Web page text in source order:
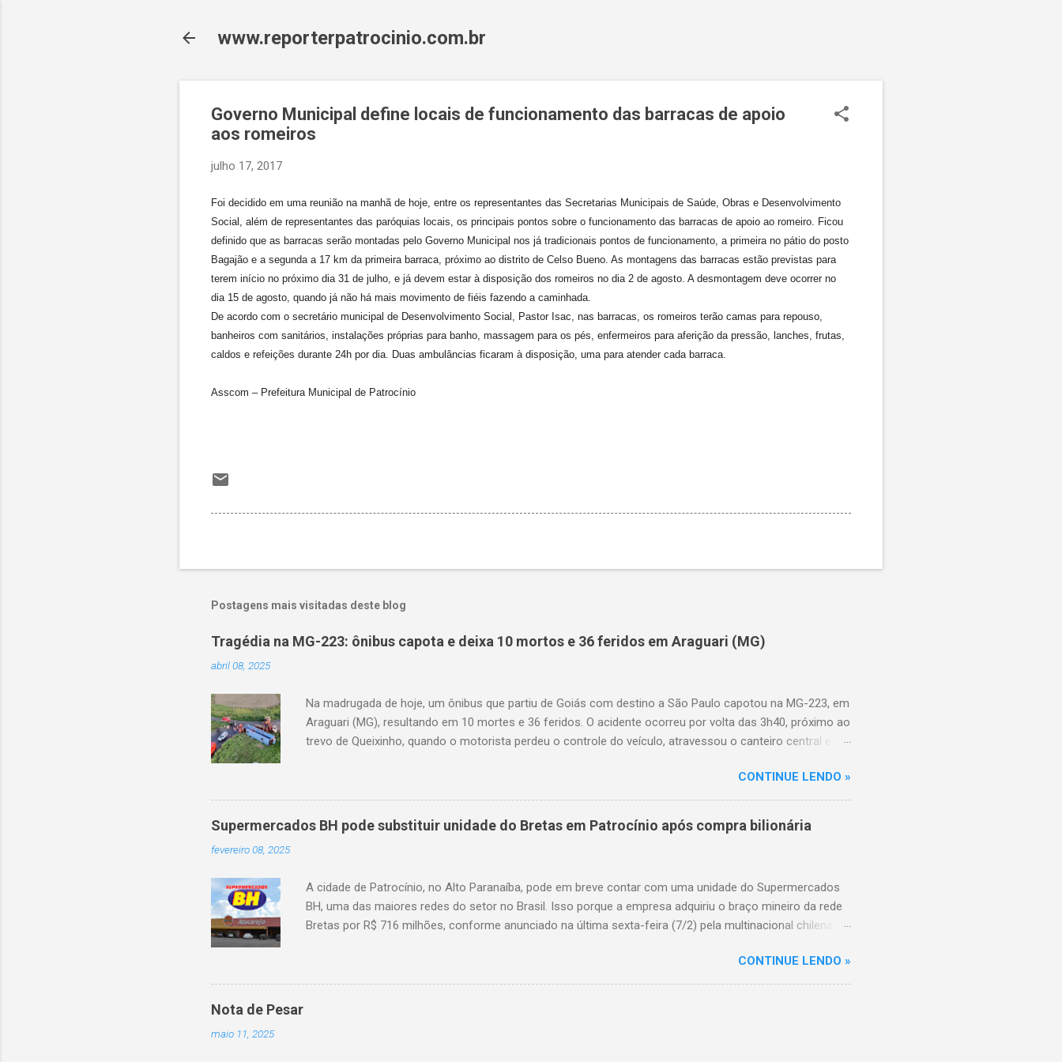
www.reporterpatrocinio.com.br
Governo Municipal define locais de funcionamento das barracas de apoio
aos romeiros
julho 17, 2017
Foi decidido em uma reunião na manhã de hoje, entre os representantes das Secretarias Municipais de Saúde, Obras e Desenvolvimento
Social, além de representantes das paróquias locais, os principais pontos sobre o funcionamento das barracas de apoio ao romeiro. Ficou
definido que as barracas serão montadas pelo Governo Municipal nos já tradicionais pontos de funcionamento, a primeira no pátio do posto
Bagajão e a segunda a 17 km da primeira barraca, próximo ao distrito de Celso Bueno. As montagens das barracas estão previstas para
terem início no próximo dia 31 de julho, e já devem estar à disposição dos romeiros no dia 2 de agosto. A desmontagem deve ocorrer no
dia 15 de agosto, quando já não há mais movimento de fiéis fazendo a caminhada.
De acordo com o secretário municipal de Desenvolvimento Social, Pastor Isac, nas barracas, os romeiros terão camas para repouso,
banheiros com sanitários, instalações próprias para banho, massagem para os pés, enfermeiros para aferição da pressão, lanches, frutas,
caldos e refeições durante 24h por dia. Duas ambulâncias ficaram à disposição, uma para atender cada barraca.
Asscom – Prefeitura Municipal de Patrocínio
Postagens mais visitadas deste blog
Tragédia na MG-223: ônibus capota e deixa 10 mortos e 36 feridos em Araguari (MG)
abril 08, 2025
Na madrugada de hoje, um ônibus que partiu de Goiás com destino a São Paulo capotou na MG-223, em
Araguari (MG), resultando em 10 mortes e 36 feridos. O acidente ocorreu por volta das 3h40, próximo ao
trevo de Queixinho, quando o motorista perdeu o controle do veículo, atravessou o canteiro central e
oito anos. Nove dos feridos estão em estado grave. As autoridades investigam as causas do acidente.
CONTINUE LENDO »
Supermercados BH pode substituir unidade do Bretas em Patrocínio após compra bilionária
fevereiro 08, 2025
A cidade de Patrocínio, no Alto Paranaíba, pode em breve contar com uma unidade do Supermercados
BH, uma das maiores redes do setor no Brasil. Isso porque a empresa adquiriu o braço mineiro da rede
Bretas por R$ 716 milhões, conforme anunciado na última sexta-feira (7/2) pela multinacional chilena
Atacarejo, localizado na Avenida Altino Guimarães, 455, no bairro Santo Antônio. Com a aquisição,
existe a possibilidade de que essa unidade seja convertida em um Supermercados BH, acompanhando o
CONTINUE LENDO »
Nota de Pesar
maio 11, 2025